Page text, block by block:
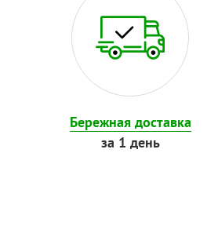
Бережная доставка
за 1 день